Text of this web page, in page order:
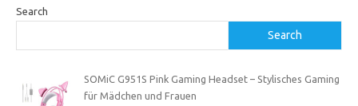
Search
Search
SOMiC G951S Pink Gaming Headset – Stylisches Gaming
für Mädchen und Frauen